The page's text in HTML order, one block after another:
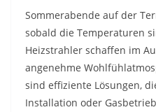
Sommerabende auf der
sobald die Temperaturen
Heizstrahler schaffen im
angenehme
sind effiziente Lösungen,
Installation oder